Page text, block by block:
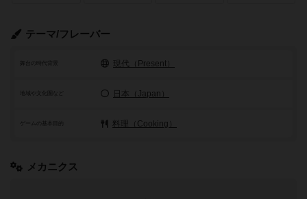
テーマ/フレーバー
舞台の時代背景 現代（Present）
地域や文化圏など 日本（Japan）
ゲームの基本目的 料理（Cooking）
メカニクス